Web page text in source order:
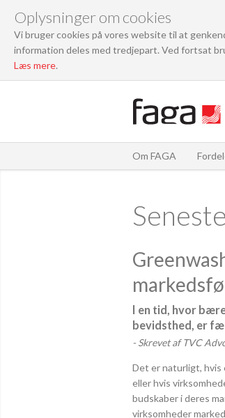
Oplysninger om cookies
Vi bruger cookies på vores website til at
information deles med tredjepart. Ved fortsat
Læs mere.
Om FAGA
I en tid, hvor
bevidsthed, er
- Skrevet af TVC
Det er naturligt, hvis
eller hvis
budskaber i deres
virksomheder